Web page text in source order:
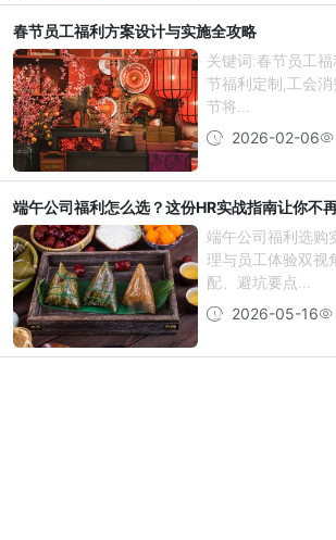
春节员工福利方案设计与实施全攻略
关键词:春节员工
节福利定制,工会
节将...
2026-02-06
端午公司福利怎么选？这份HR实战指南让你不
端午公司福利选购
理与员工体验双视
配、避坑要点...
2026-05-16